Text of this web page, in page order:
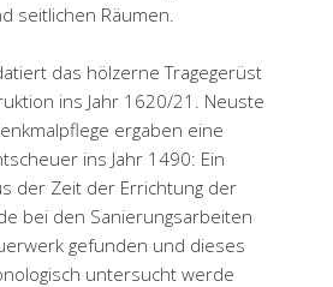
seitlichen Räumen.
das hölzerne Tragegerüst
ins Jahr 1620/21. Neuste
ergaben eine
ins Jahr 1490: Ein
der Zeit der Errichtung der
bei den Sanierungsarbeiten
gefunden und dieses
untersucht werde